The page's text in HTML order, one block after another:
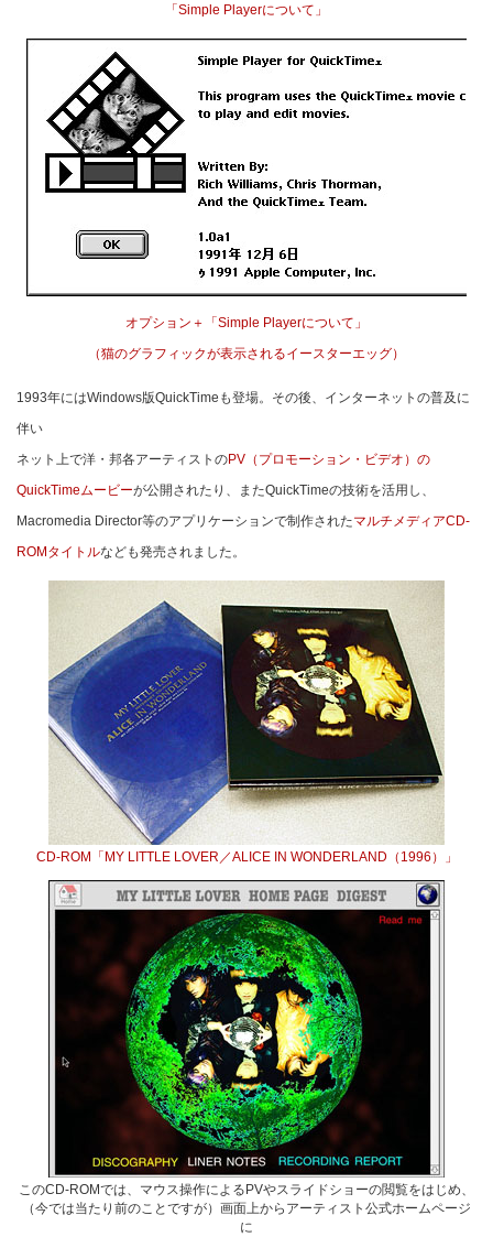
「Simple Playerについて」
オプション＋「Simple Playerについて」
（猫のグラフィックが表示されるイースターエッグ）
1993年にはWindows版QuickTimeも登場。その後、インターネットの普及に
伴い
ネット上で洋・邦各アーティストのPV（プロモーション・ビデオ）の
QuickTimeムービーが公開されたり、またQuickTimeの技術を活用し、
Macromedia Director等のアプリケーションで制作されたマルチメディアCD-
ROMタイトルなども発売されました。
CD-ROM「MY LITTLE LOVER／ALICE IN WONDERLAND（1996）」
このCD-ROMでは、マウス操作によるPVやスライドショーの閲覧をはじめ、
（今では当たり前のことですが）画面上からアーティスト公式ホームページ
に